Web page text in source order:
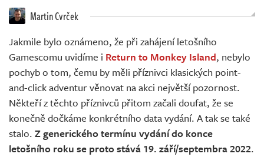
Martin Cvrček
Jakmile bylo oznámeno, že při zahájení letošního
Gamescomu uvidíme i Return to Monkey Island, nebylo
pochyb o tom, čemu by měli příznivci klasických point-
and-click adventur věnovat na akci největší pozornost.
Někteří z těchto příznivců přitom začali doufat, že se
konečně dočkáme konkrétního data vydání. A tak se také
stalo. Z generického termínu vydání do konce
letošního roku se proto stává 19. září/septembra 2022.